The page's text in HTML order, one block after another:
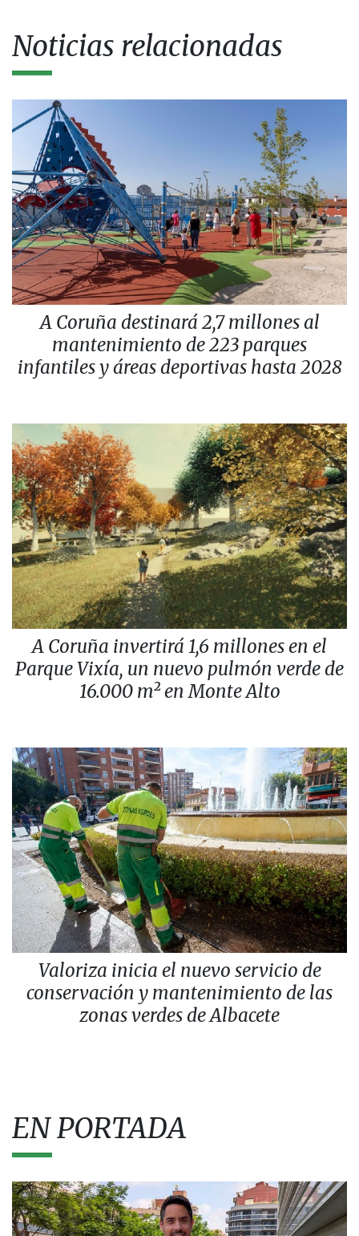
Noticias relacionadas
A Coruña destinará 2,7 millones al
mantenimiento de 223 parques
infantiles y áreas deportivas hasta 2028
A Coruña invertirá 1,6 millones en el
Parque Vixía, un nuevo pulmón verde de
16.000 m² en Monte Alto
Valoriza inicia el nuevo servicio de
conservación y mantenimiento de las
zonas verdes de Albacete
EN PORTADA